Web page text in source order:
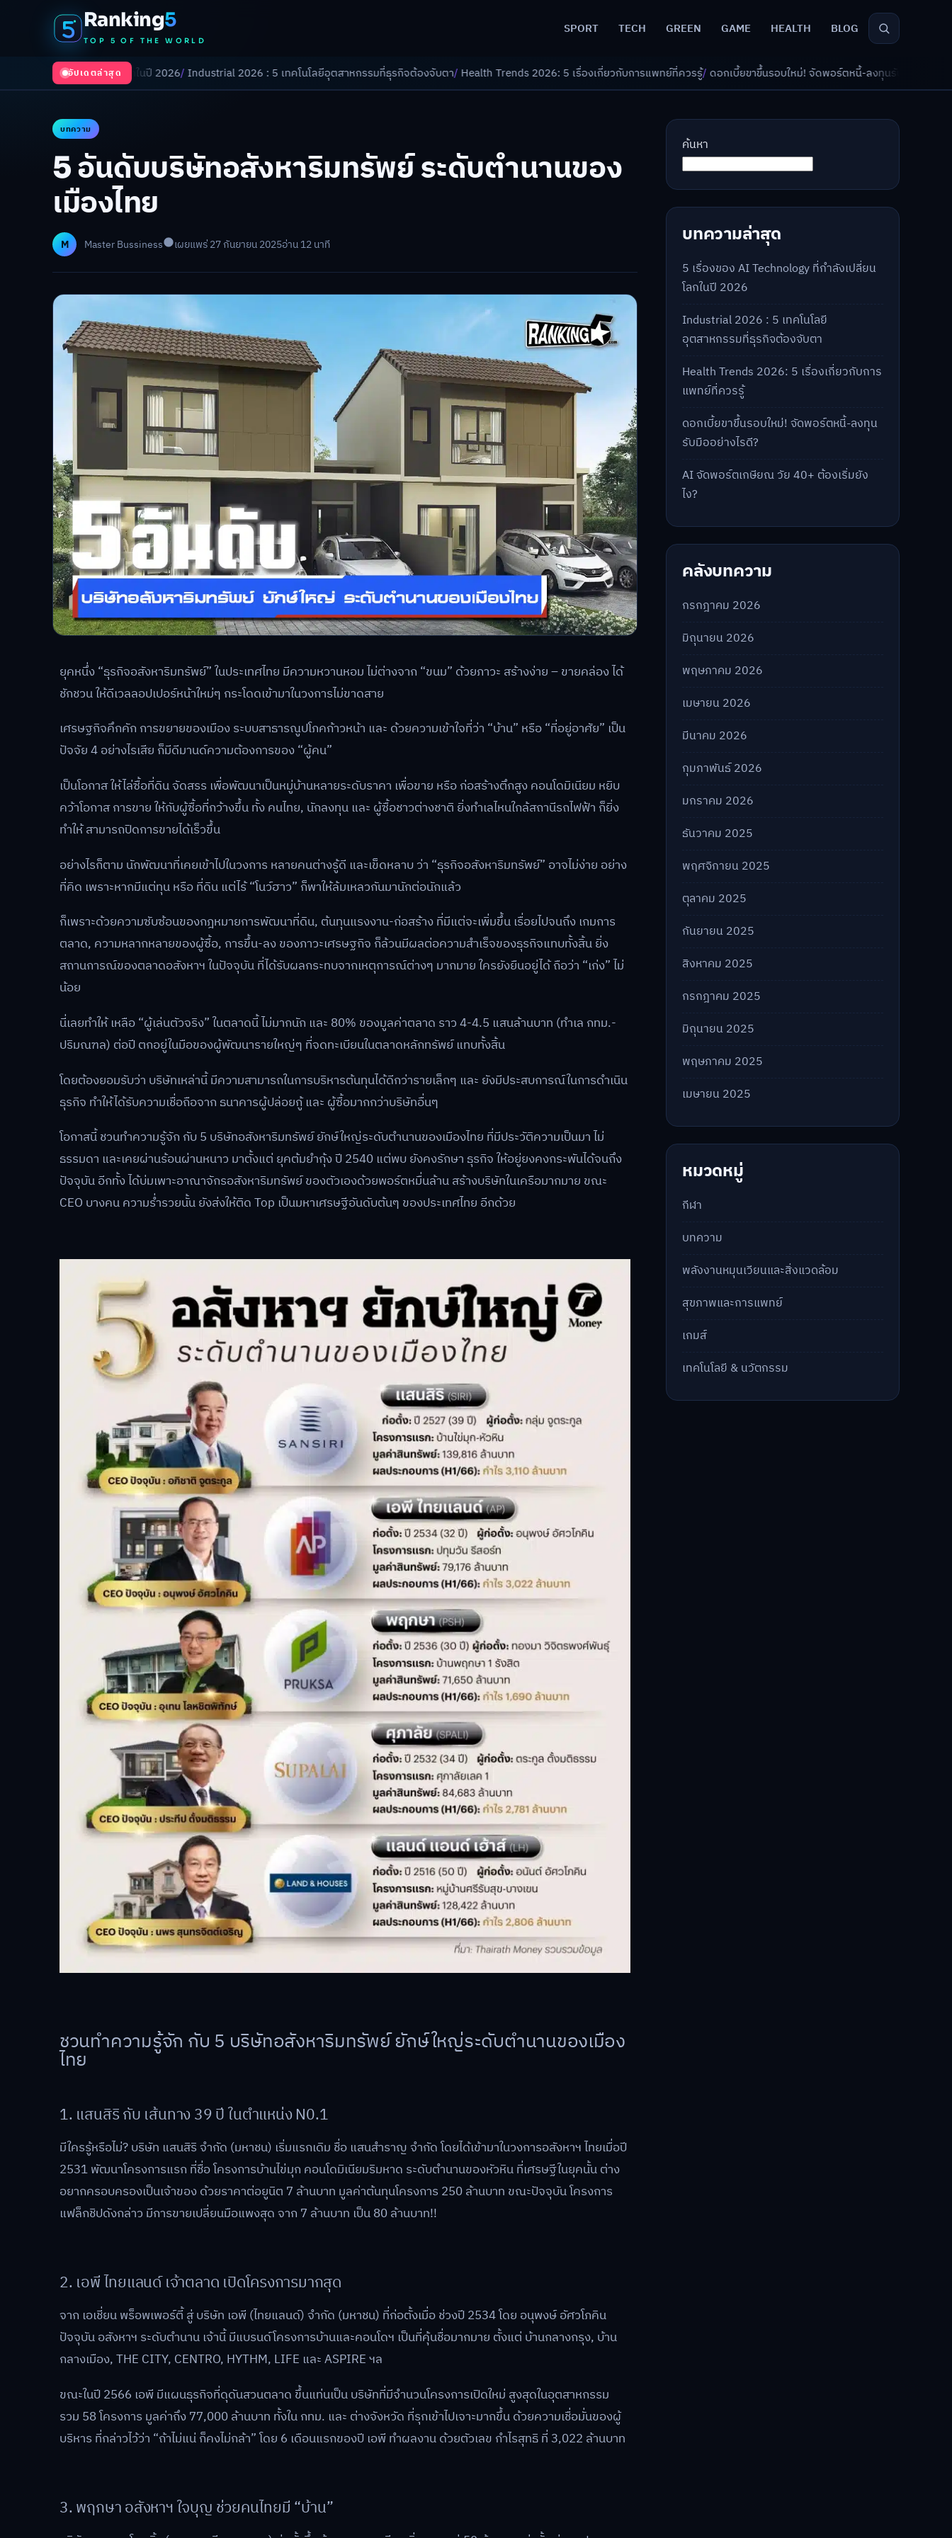
Ranking5
TOP 5 OF THE WORLD
SPORT TECH GREEN GAME HEALTH BLOG
อัปเดตล่าสุด
ปลี่ยนโลกในปี 2026/Industrial 2026 : 5 เทคโนโลยีอุตสาหกรรมที่ธุรกิจต้องจับตา/Health Trends 2026: 5 เรื่องเกี่ยวกับการแพทย์ที่ควรรู้/ดอกเบี้ยขาขึ้นรอบใหม่! จัดพอร์ตหนี้-ลงทุนรับมืออย่างไรดี?/AI จัดพอร์ตเกษี
บทความ
5 อันดับบริษัทอสังหาริมทรัพย์ ระดับตำนานของ
เมืองไทย
M Master Bussiness เผยแพร่ 27 กันยายน 2025อ่าน 12 นาที
ยุคหนึ่ง “ธุรกิจอสังหาริมทรัพย์” ในประเทศไทย มีความหวานหอม ไม่ต่างจาก “ขนม” ด้วยภาวะ สร้างง่าย – ขายคล่อง ได้
ชักชวน ให้ดีเวลลอปเปอร์หน้าใหม่ๆ กระโดดเข้ามาในวงการไม่ขาดสาย
เศรษฐกิจคึกคัก การขยายของเมือง ระบบสาธารณูปโภคก้าวหน้า และ ด้วยความเข้าใจที่ว่า “บ้าน” หรือ “ที่อยู่อาศัย” เป็น
ปัจจัย 4 อย่างไรเสีย ก็มีดีมานด์ความต้องการของ “ผู้คน”
เป็นโอกาส ให้ไล่ซื้อที่ดิน จัดสรร เพื่อพัฒนาเป็นหมู่บ้านหลายระดับราคา เพื่อขาย หรือ ก่อสร้างตึกสูง คอนโดมิเนียม หยิบ
คว้าโอกาส การขาย ให้กับผู้ซื้อที่กว้างขึ้น ทั้ง คนไทย, นักลงทุน และ ผู้ซื้อชาวต่างชาติ ยิ่งทำเลไหนใกล้สถานีรถไฟฟ้า ก็ยิ่ง
ทำให้ สามารถปิดการขายได้เร็วขึ้น
อย่างไรก็ตาม นักพัฒนาที่เคยเข้าไปในวงการ หลายคนต่างรู้ดี และเข็ดหลาบ ว่า “ธุรกิจอสังหาริมทรัพย์” อาจไม่ง่าย อย่าง
ที่คิด เพราะหากมีแต่ทุน หรือ ที่ดิน แต่ไร้ “โนว์ฮาว” ก็พาให้ล้มเหลวกันมานักต่อนักแล้ว
ก็เพราะด้วยความซับซ้อนของกฎหมายการพัฒนาที่ดิน, ต้นทุนแรงงาน-ก่อสร้าง ที่มีแต่จะเพิ่มขึ้น เรื่อยไปจนถึง เกมการ
ตลาด, ความหลากหลายของผู้ซื้อ, การขึ้น-ลง ของภาวะเศรษฐกิจ ก็ล้วนมีผลต่อความสำเร็จของธุรกิจแทบทั้งสิ้น ยิ่ง
สถานการณ์ของตลาดอสังหาฯ ในปัจจุบัน ที่ได้รับผลกระทบจากเหตุการณ์ต่างๆ มากมาย ใครยังยืนอยู่ได้ ถือว่า “เก่ง” ไม่
น้อย
นี่เลยทำให้ เหลือ “ผู้เล่นตัวจริง” ในตลาดนี้ ไม่มากนัก และ 80% ของมูลค่าตลาด ราว 4-4.5 แสนล้านบาท (ทำเล กทม.-
ปริมณฑล) ต่อปี ตกอยู่ในมือของผู้พัฒนารายใหญ่ๆ ที่จดทะเบียนในตลาดหลักทรัพย์ แทบทั้งสิ้น
โดยต้องยอมรับว่า บริษัทเหล่านี้ มีความสามารถในการบริหารต้นทุนได้ดีกว่ารายเล็กๆ และ ยังมีประสบการณ์ในการดำเนิน
ธุรกิจ ทำให้ได้รับความเชื่อถือจาก ธนาคารผู้ปล่อยกู้ และ ผู้ซื้อมากกว่าบริษัทอื่นๆ
โอกาสนี้ ชวนทำความรู้จัก กับ 5 บริษัทอสังหาริมทรัพย์ ยักษ์ใหญ่ระดับตำนานของเมืองไทย ที่มีประวัติความเป็นมา ไม่
ธรรมดา และเคยผ่านร้อนผ่านหนาว มาตั้งแต่ ยุคต้มยำกุ้ง ปี 2540 แต่พบ ยังคงรักษา ธุรกิจ ให้อยู่ยงคงกระพันได้จนถึง
ปัจจุบัน อีกทั้ง ได้บ่มเพาะอาณาจักรอสังหาริมทรัพย์ ของตัวเองด้วยพอร์ตหมื่นล้าน สร้างบริษัทในเครือมากมาย ขณะ
CEO บางคน ความร่ำรวยนั้น ยังส่งให้ติด Top เป็นมหาเศรษฐีอันดับต้นๆ ของประเทศไทย อีกด้วย
ชวนทำความรู้จัก กับ 5 บริษัทอสังหาริมทรัพย์ ยักษ์ใหญ่ระดับตำนานของเมือง
ไทย
1. แสนสิริ กับ เส้นทาง 39 ปี ในตำแหน่ง N0.1
มีใครรู้หรือไม่? บริษัท แสนสิริ จำกัด (มหาชน) เริ่มแรกเดิม ชื่อ แสนสำราญ จำกัด โดยได้เข้ามาในวงการอสังหาฯ ไทยเมื่อปี
2531 พัฒนาโครงการแรก ที่ชื่อ โครงการบ้านไข่มุก คอนโดมิเนียมริมหาด ระดับตำนานของหัวหิน ที่เศรษฐีในยุคนั้น ต่าง
อยากครอบครองเป็นเจ้าของ ด้วยราคาต่อยูนิต 7 ล้านบาท มูลค่าต้นทุนโครงการ 250 ล้านบาท ขณะปัจจุบัน โครงการ
แฟล็กชิปดังกล่าว มีการขายเปลี่ยนมือแพงสุด จาก 7 ล้านบาท เป็น 80 ล้านบาท!!
2. เอพี ไทยแลนด์ เจ้าตลาด เปิดโครงการมากสุด
จาก เอเชี่ยน พร็อพเพอร์ตี้ สู่ บริษัท เอพี (ไทยแลนด์) จำกัด (มหาชน) ที่ก่อตั้งเมื่อ ช่วงปี 2534 โดย อนุพงษ์ อัศวโภคิน
ปัจจุบัน อสังหาฯ ระดับตำนาน เจ้านี้ มีแบรนด์โครงการบ้านและคอนโดฯ เป็นที่คุ้นชื่อมากมาย ตั้งแต่ บ้านกลางกรุง, บ้าน
กลางเมือง, THE CITY, CENTRO, HYTHM, LIFE และ ASPIRE ฯล
ขณะในปี 2566 เอพี มีแผนธุรกิจที่ดุดันสวนตลาด ขึ้นแท่นเป็น บริษัทที่มีจำนวนโครงการเปิดใหม่ สูงสุดในอุตสาหกรรม
รวม 58 โครงการ มูลค่าถึง 77,000 ล้านบาท ทั้งใน กทม. และ ต่างจังหวัด ที่รุกเข้าไปเจาะมากขึ้น ด้วยความเชื่อมั่นของผู้
บริหาร ที่กล่าวไว้ว่า “ถ้าไม่แน่ ก็คงไม่กล้า” โดย 6 เดือนแรกของปี เอพี ทำผลงาน ด้วยตัวเลข กำไรสุทธิ ที่ 3,022 ล้านบาท
3. พฤกษา อสังหาฯ ใจบุญ ช่วยคนไทยมี “บ้าน”
ค้นหา
บทความล่าสุด
5 เรื่องของ AI Technology ที่กำลังเปลี่ยน
โลกในปี 2026
Industrial 2026 : 5 เทคโนโลยี
อุตสาหกรรมที่ธุรกิจต้องจับตา
Health Trends 2026: 5 เรื่องเกี่ยวกับการ
แพทย์ที่ควรรู้
ดอกเบี้ยขาขึ้นรอบใหม่! จัดพอร์ตหนี้-ลงทุน
รับมืออย่างไรดี?
AI จัดพอร์ตเกษียณ วัย 40+ ต้องเริ่มยัง
ไง?
คลังบทความ
กรกฎาคม 2026
มิถุนายน 2026
พฤษภาคม 2026
เมษายน 2026
มีนาคม 2026
กุมภาพันธ์ 2026
มกราคม 2026
ธันวาคม 2025
พฤศจิกายน 2025
ตุลาคม 2025
กันยายน 2025
สิงหาคม 2025
กรกฎาคม 2025
มิถุนายน 2025
พฤษภาคม 2025
เมษายน 2025
หมวดหมู่
กีฬา
บทความ
พลังงานหมุนเวียนและสิ่งแวดล้อม
สุขภาพและการแพทย์
เกมส์
เทคโนโลยี & นวัตกรรม